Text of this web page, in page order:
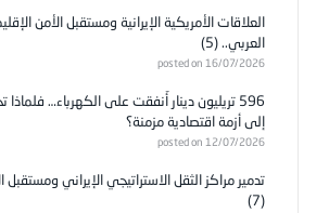
العلاقات الأمريكية الإيرانية ومستقبل الأمن
العربي.. (5)
posted on 16/07/2026
596 تريليون دينار أُنفقت على الكهرباء…
إلى أزمة اقتصادية مزمنة؟
posted on 12/07/2026
تدمير مراكز الثقل الاستراتيجي الإيراني ومستقبل
(7)